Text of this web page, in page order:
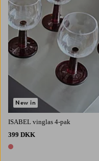
ISABEL vinglas 4-pak
399 DKK
1 farve
New in